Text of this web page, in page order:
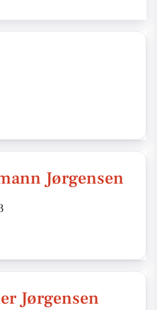
Jørgensen
Jørgensen